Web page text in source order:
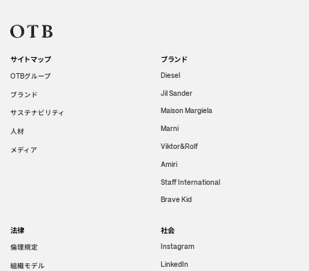
サイトマップ
OTBグループ
ブランド
サステナビリティ
人材
メディア
ブランド
Diesel
Jil Sander
Maison Margiela
Marni
Viktor&Rolf
Amiri
Staff International
Brave Kid
法律
倫理規定
組織モデル
社会
Instagram
LinkedIn